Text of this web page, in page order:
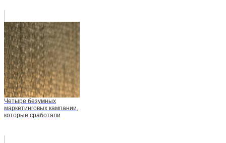
Четыре безумных
маркетинговых кампании,
которые сработали